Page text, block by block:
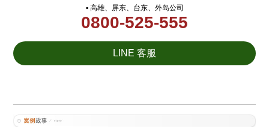
▪ 高雄、屏东、台东、外岛公司
0800-525-555
LINE 客服